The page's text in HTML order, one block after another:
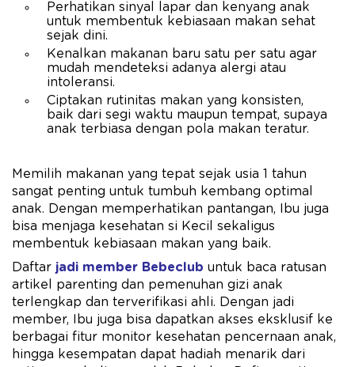
Perhatikan sinyal lapar dan kenyang anak
untuk membentuk kebiasaan makan sehat
sejak dini.
Kenalkan makanan baru satu per satu agar
mudah mendeteksi adanya alergi atau
intoleransi.
Ciptakan rutinitas makan yang konsisten,
baik dari segi waktu maupun tempat, supaya
anak terbiasa dengan pola makan teratur.
Memilih makanan yang tepat sejak usia 1 tahun
sangat penting untuk tumbuh kembang optimal
anak. Dengan memperhatikan pantangan, Ibu juga
bisa menjaga kesehatan si Kecil sekaligus
membentuk kebiasaan makan yang baik.
Daftar jadi member Bebeclub untuk baca ratusan
artikel parenting dan pemenuhan gizi anak
terlengkap dan terverifikasi ahli. Dengan jadi
member, Ibu juga bisa dapatkan akses eksklusif ke
berbagai fitur monitor kesehatan pencernaan anak,
hingga kesempatan dapat hadiah menarik dari